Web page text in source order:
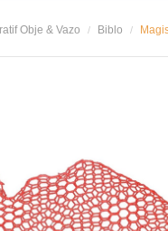
Obje & Vazo Biblo